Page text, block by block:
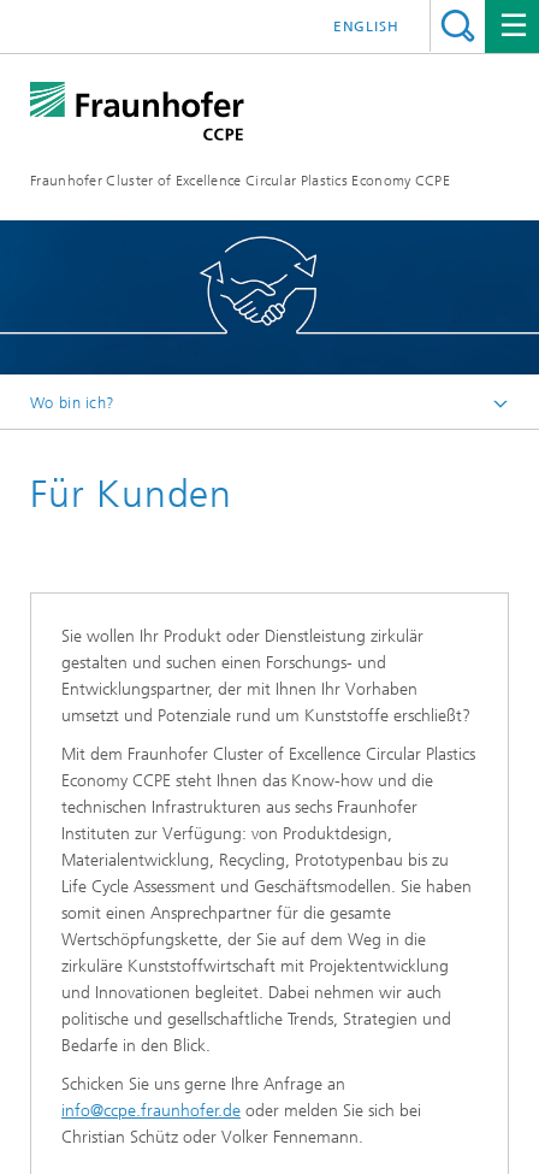
Fraunhofer Cluster of Excellence Circular Plastics Economy CCPE
ENGLISH
Wo bin ich?
Für Kunden
Sie wollen Ihr Produkt oder Dienstleistung zirkulär
gestalten und suchen einen Forschungs- und
Entwicklungspartner, der mit Ihnen Ihr Vorhaben
umsetzt und Potenziale rund um Kunststoffe erschließt?
Mit dem Fraunhofer Cluster of Excellence Circular Plastics
Economy CCPE steht Ihnen das Know-how und die
technischen Infrastrukturen aus sechs Fraunhofer
Instituten zur Verfügung: von Produktdesign,
Materialentwicklung, Recycling, Prototypenbau bis zu
Life Cycle Assessment und Geschäftsmodellen. Sie haben
somit einen Ansprechpartner für die gesamte
Wertschöpfungskette, der Sie auf dem Weg in die
zirkuläre Kunststoffwirtschaft mit Projektentwicklung
und Innovationen begleitet. Dabei nehmen wir auch
politische und gesellschaftliche Trends, Strategien und
Bedarfe in den Blick.
Schicken Sie uns gerne Ihre Anfrage an
info@ccpe.fraunhofer.de oder melden Sie sich bei
Christian Schütz oder Volker Fennemann.